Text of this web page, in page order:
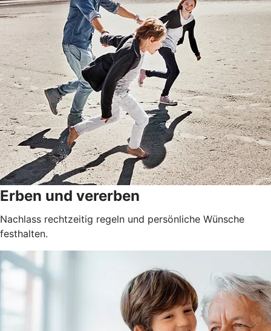
Erben und vererben
Nachlass rechtzeitig regeln und persönliche Wünsche
festhalten.